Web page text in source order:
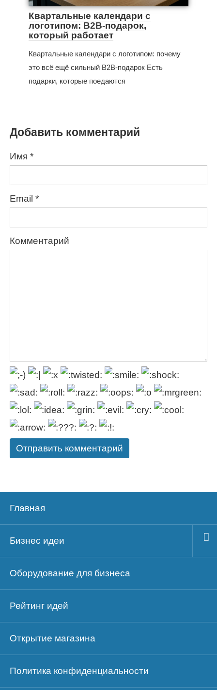
Квартальные календари с
логотипом: B2B-подарок,
который работает
Квартальные календари с логотипом: почему
это всё ещё сильный B2B-подарок Есть
подарки, которые поедаются
Добавить комментарий
Имя *
Email *
Комментарий
Главная
Бизнес идеи
Оборудование для бизнеса
Рейтинг идей
Открытие магазина
Политика конфиденциальности